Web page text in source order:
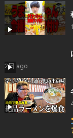
2日 ago